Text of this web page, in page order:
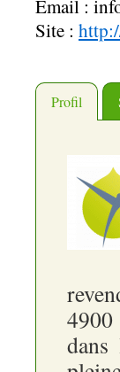
Email :
Site :
Profil
4900
dans